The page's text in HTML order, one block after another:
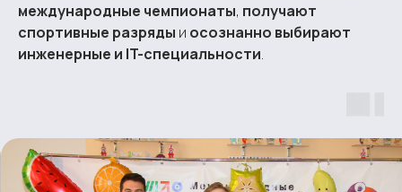
международные чемпионаты, получают
спортивные разряды и осознанно выбирают
инженерные и IT-специальности.